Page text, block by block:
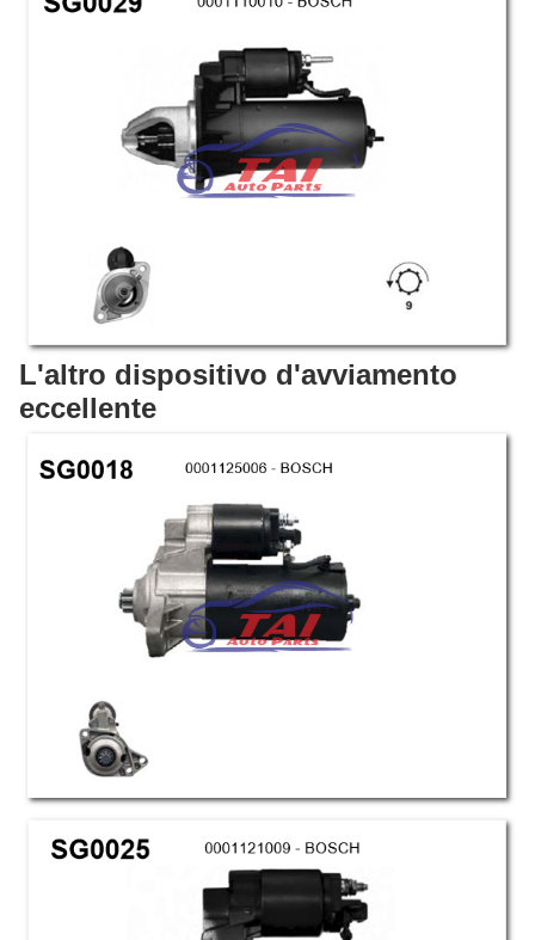
L'altro dispositivo d'avviamento
eccellente